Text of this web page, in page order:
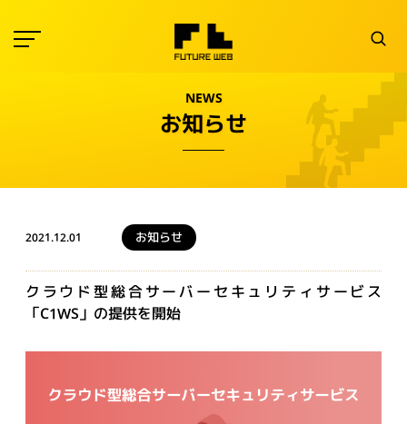
NEWS
お知らせ
2021.12.01 お知らせ
クラウド型総合サーバーセキュリティサービス
「C1WS」の提供を開始